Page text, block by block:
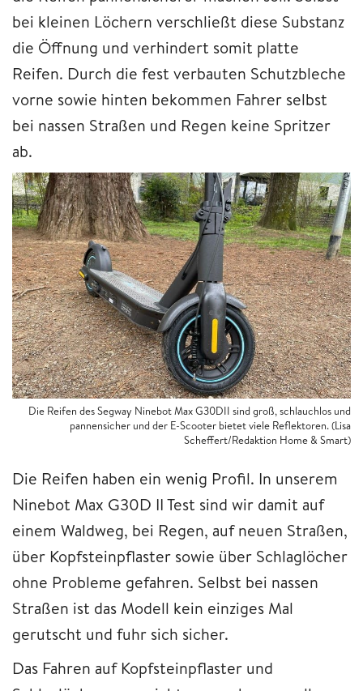
bei kleinen Löchern verschließt diese Substanz
die Öffnung und verhindert somit platte
Reifen. Durch die fest verbauten Schutzbleche
vorne sowie hinten bekommen Fahrer selbst
bei nassen Straßen und Regen keine Spritzer
ab.
Die Reifen des Segway Ninebot Max G30DII sind groß, schlauchlos und
pannensicher und der E-Scooter bietet viele Reflektoren. (Lisa
Scheffert/Redaktion Home & Smart)
Die Reifen haben ein wenig Profil. In unserem
Ninebot Max G30D II Test sind wir damit auf
einem Waldweg, bei Regen, auf neuen Straßen,
über Kopfsteinpflaster sowie über Schlaglöcher
ohne Probleme gefahren. Selbst bei nassen
Straßen ist das Modell kein einziges Mal
gerutscht und fuhr sich sicher.
Das Fahren auf Kopfsteinpflaster und